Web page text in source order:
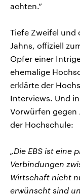
achten.“
Tiefe Zweifel und
Jahns, offiziell
Opfer einer
ehemalige
erklärte der
Interviews. Und
Vorwürfen gegen
der Hochschule:
„Die EBS ist eine
Verbindungen
Wirtschaft nicht
erwünscht sind